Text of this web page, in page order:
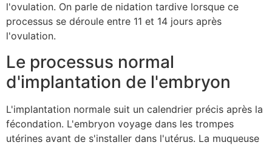
l'ovulation. On parle de nidation tardive lorsque ce
processus se déroule entre 11 et 14 jours après
l'ovulation.
Le processus normal
d'implantation de l'embryon
L'implantation normale suit un calendrier précis après la
fécondation. L'embryon voyage dans les trompes
utérines avant de s'installer dans l'utérus. La muqueuse